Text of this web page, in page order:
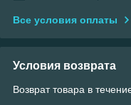
Все условия оплаты
Условия возврата
Возврат товара в